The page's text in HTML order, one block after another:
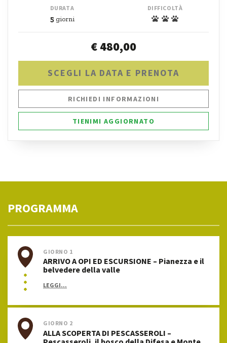
DURATA
5 giorni
DIFFICOLTÀ
€ 480,00
SCEGLI LA DATA E PRENOTA
RICHIEDI INFORMAZIONI
TIENIMI AGGIORNATO
PROGRAMMA
GIORNO 1
ARRIVO A OPI ED ESCURSIONE – Pianezza e il
belvedere della valle
LEGGI...
GIORNO 2
ALLA SCOPERTA DI PESCASSEROLI –